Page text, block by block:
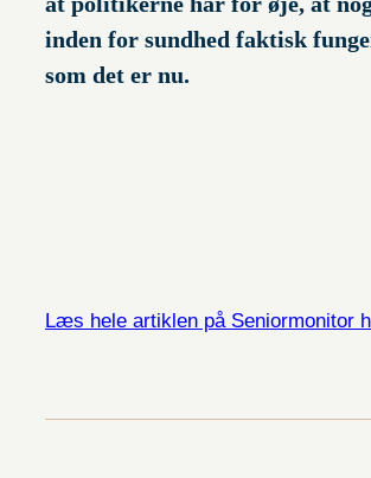
inden for sundhed faktisk
som det er nu.
Læs hele artiklen på Seniormonitor